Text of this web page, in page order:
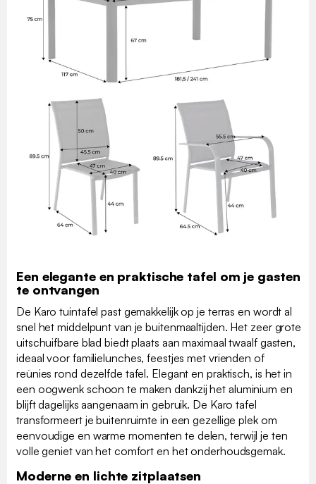
Een elegante en praktische tafel om je gasten
te ontvangen
De Karo tuintafel past gemakkelijk op je terras en wordt al
snel het middelpunt van je buitenmaaltijden. Het zeer grote
uitschuifbare blad biedt plaats aan maximaal twaalf gasten,
ideaal voor familielunches, feestjes met vrienden of
reünies rond dezelfde tafel. Elegant en praktisch, is het in
een oogwenk schoon te maken dankzij het aluminium en
blijft dagelijks aangenaam in gebruik. De Karo tafel
transformeert je buitenruimte in een gezellige plek om
eenvoudige en warme momenten te delen, terwijl je ten
volle geniet van het comfort en het onderhoudsgemak.
Moderne en lichte zitplaatsen